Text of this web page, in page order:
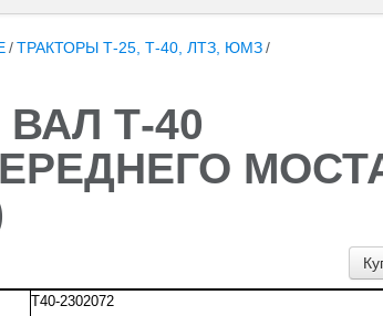
/ТРАКТОРЫ Т-25, Т-40, ЛТЗ, ЮМЗ/
ВАЛ Т-40
Т40-2302072